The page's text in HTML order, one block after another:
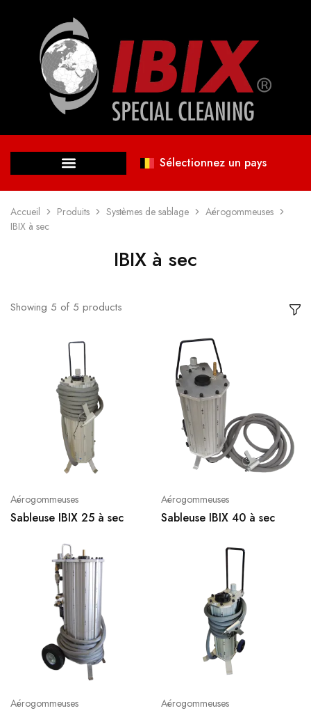
Sélectionnez un pays
Accueil Produits Systèmes de sablage
Aérogommeuses
IBIX à sec
IBIX à sec
Showing 5 of 5 products
Aérogommeuses
Sableuse IBIX 25 à sec
Aérogommeuses
Sableuse IBIX 40 à sec
Aérogommeuses Aérogommeuses